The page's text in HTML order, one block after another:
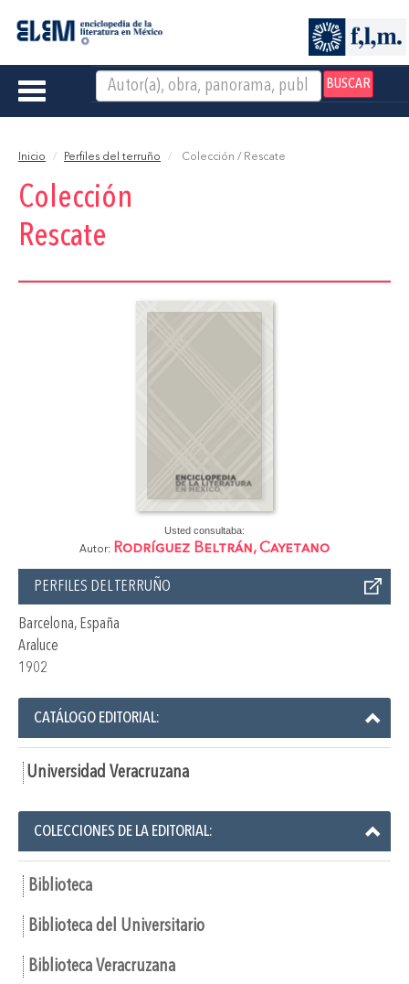
BUSCAR
Toggle
Inicio Perfiles del terruño Colección / Rescate
Colección
Rescate
Usted consultaba:
Autor: Rodríguez Beltrán, Cayetano
PERFILES DEL TERRUÑO
Barcelona, España
Araluce
1902
CATÁLOGO EDITORIAL:
Universidad Veracruzana
COLECCIONES DE LA EDITORIAL:
Biblioteca
Biblioteca del Universitario
Biblioteca Veracruzana